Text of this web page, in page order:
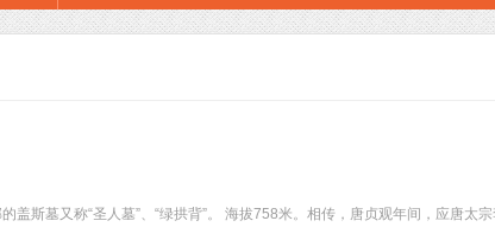
盖斯墓又称“圣人墓”、“绿拱背”。 海拔758米。相传，唐贞观年间，应唐太